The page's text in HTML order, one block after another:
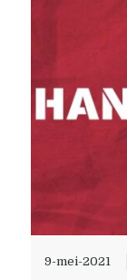
9-mei-2021